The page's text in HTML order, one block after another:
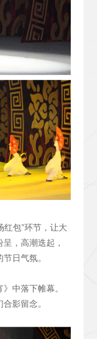
红包”环节，让大
，高潮迭起，
日气氛。
中落下帷幕。
影留念。